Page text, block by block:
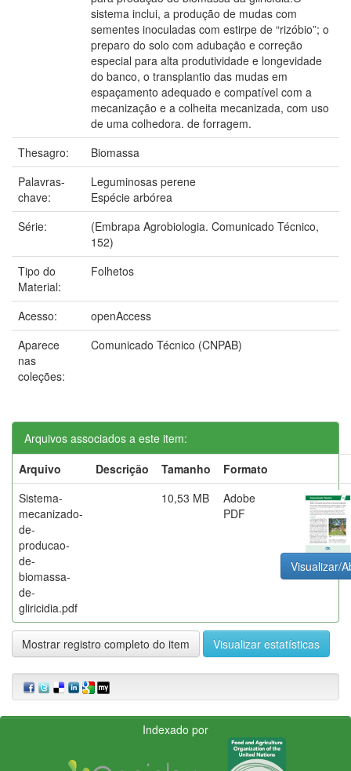
sistema inclui, a produção de mudas com
sementes inoculadas com estirpe de “rizóbio”; o
preparo do solo com adubação e correção
especial para alta produtividade e longevidade
do banco, o transplantio das mudas em
espaçamento adequado e compatível com a
mecanização e a colheita mecanizada, com uso
de uma colhedora. de forragem.
Thesagro:
Biomassa
Palavras-
chave:
Leguminosas perene
Espécie arbórea
Série:
(Embrapa Agrobiologia. Comunicado Técnico,
152)
Tipo do
Material:
Folhetos
Acesso:
openAccess
Aparece
nas
coleções:
Comunicado Técnico (CNPAB)
Arquivos associados a este item:
Arquivo
Descrição Tamanho
Formato
Sistema-
mecanizado-
de-
producao-
de-
biomassa-
de-
gliricidia.pdf
10,53 MB
Adobe
PDF
Visualizar/
Mostrar registro completo do item Visualizar estatísticas
Indexado por